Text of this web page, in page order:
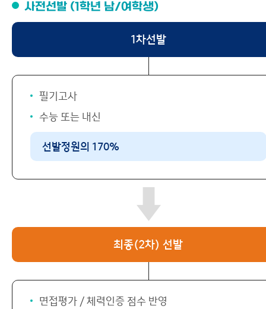
사전선발 (1학년 남/여학생)
1차선발
필기고사
수능 또는 내신
선발정원의 170%
최종(2차) 선발
면접평가 / 체력인증 점수 반영